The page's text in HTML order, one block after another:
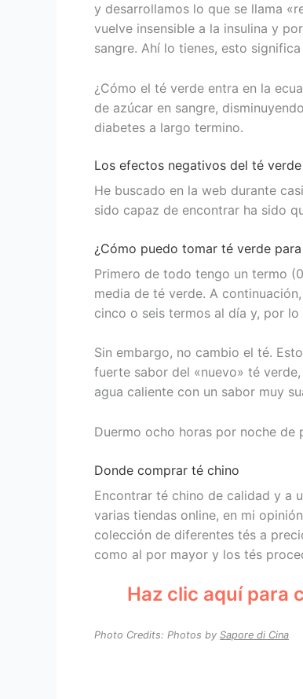
y desarrollamos lo que se llama
vuelve insensible a la insulina y
sangre. Ahí lo tienes, esto
¿Cómo el té verde entra en la
de azúcar en sangre,
diabetes a largo termino.
Los efectos negativos del té verde
He buscado en la web durante
sido capaz de encontrar ha sido
¿Cómo puedo tomar té verde
Primero de todo tengo un termo
media de té verde. A
cinco o seis termos al día y, por
Sin embargo, no cambio el té.
fuerte sabor del «nuevo» té
agua caliente con un sabor muy
Duermo ocho horas por noche de
Donde comprar té chino
Encontrar té chino de calidad y a
varias tiendas online, en mi opinión
colección de diferentes tés a
como al por mayor y los tés
Haz clic aquí para
Photo Credits: Photos by Sapore di Cina